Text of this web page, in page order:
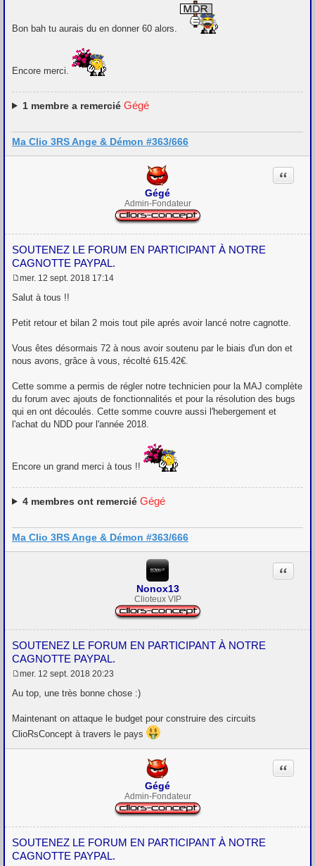
a
Bon bah tu aurais du en donner 60 alors.
Encore merci.
1membre a remercié Gégé
Ma Clio 3RS Ange & Démon #363/666
Gégé
Admin-Fondateur
SOUTENEZ LE FORUM EN PARTICIPANT À NOTRE
CAGNOTTE PAYPAL.
Citation
e
a
e
mer. 12 sept. 2018 17:14
Salut à tous !!
Petit retour et bilan 2 mois tout pile aprés avoir lancé notre cagnotte.
Vous êtes désormais 72 à nous avoir soutenu par le biais d'un don et
nous avons, grâce à vous, récolté 615.42€.
Cette somme a permis de régler notre technicien pour la MAJ complète
du forum avec ajouts de fonctionnalités et pour la résolution des bugs
qui en ont découlés. Cette somme couvre aussi l'hebergement et
l'achat du NDD pour l'année 2018.
Encore un grand merci à tous !!
4membres ont remercié Gégé
Ma Clio 3RS Ange & Démon #363/666
Nonox13
Clioteux VIP
SOUTENEZ LE FORUM EN PARTICIPANT À NOTRE
CAGNOTTE PAYPAL.
Citation
e
a
g
e
mer. 12 sept. 2018 20:23
Au top, une très bonne chose :)
Maintenant on attaque le budget pour construire des circuits
ClioRsConcept à travers le pays
Gégé
Admin-Fondateur
SOUTENEZ LE FORUM EN PARTICIPANT À NOTRE
CAGNOTTE PAYPAL.
Citation